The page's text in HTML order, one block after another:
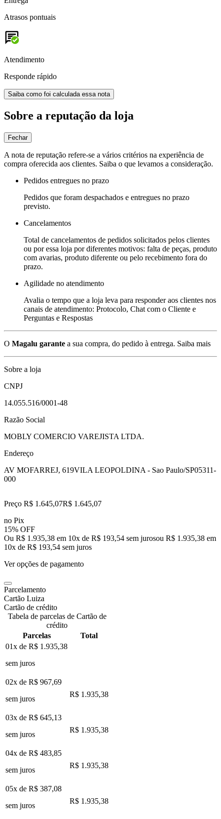
Atrasos pontuais
Atendimento
Responde rápido
Saiba como foi calculada essa nota
Sobre a reputação da loja
Fechar
A nota de reputação refere-se a vários critérios na experiência de
compra oferecida aos clientes. Saiba o que levamos a consideração.
Pedidos entregues no prazo
Pedidos que foram despachados e entregues no prazo
previsto.
Cancelamentos
Total de cancelamentos de pedidos solicitados pelos clientes
ou por essa loja por diferentes motivos: falta de peças, produto
com avarias, produto diferente ou pelo recebimento fora do
prazo.
Agilidade no atendimento
Avalia o tempo que a loja leva para responder aos clientes nos
canais de atendimento: Protocolo, Chat com o Cliente e
Perguntas e Respostas
O Magalu garante a sua compra, do pedido à entrega. Saiba mais
Sobre a loja
CNPJ
14.055.516/0001-48
Razão Social
MOBLY COMERCIO VAREJISTA LTDA.
Endereço
AV MOFARREJ, 619VILA LEOPOLDINA - Sao Paulo/SP05311-
000
Preço R$ 1.645,07R$ 1.645,07
no Pix
15% OFF
Ou R$ 1.935,38 em 10x de R$ 193,54 sem jurosou R$ 1.935,38 em
10x de R$ 193,54 sem juros
Ver opções de pagamento
Parcelamento
Cartão Luiza
Cartão de crédito
Tabela de parcelas de Cartão de
crédito
Parcelas
Total
01x de R$ 1.935,38
sem juros
02x de R$ 967,69
sem juros
R$ 1.935,38
03x de R$ 645,13
sem juros
R$ 1.935,38
04x de R$ 483,85
sem juros
R$ 1.935,38
05x de R$ 387,08
sem juros
R$ 1.935,38